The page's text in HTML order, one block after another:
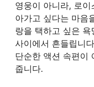
영웅이 아니라, 로
아가고 싶다는 마음
랑을 택하고 싶은
사이에서 흔들립니
단순한 액션 속편이
줍니다.